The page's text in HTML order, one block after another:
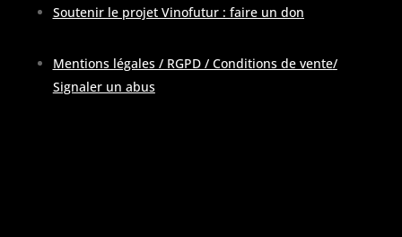
Soutenir le projet Vinofutur : faire un don
Mentions légales / RGPD / Conditions de vente/
Signaler un abus